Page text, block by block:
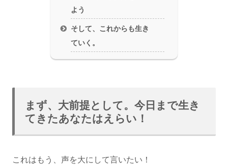
よう
そして、これからも生き
ていく。
まず、大前提として。今日まで生き
てきたあなたはえらい！
これはもう、声を大にして言いたい！